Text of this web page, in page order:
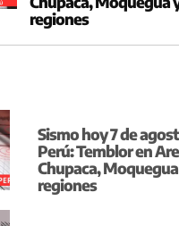
regiones
Sismo hoy 7 de
Perú: Temblor en
Chupaca,
regiones